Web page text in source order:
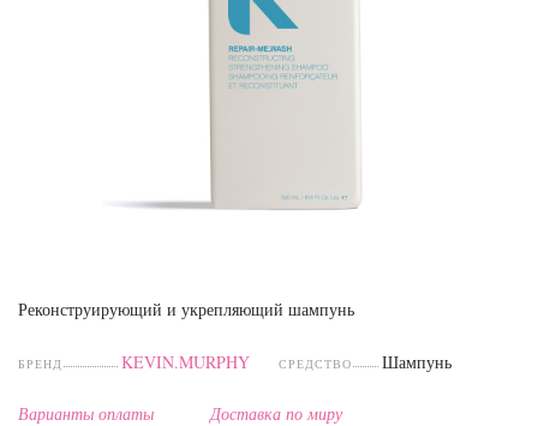
Реконструирующий и укрепляющий шампунь
БРЕНД KEVIN.MURPHY СРЕДСТВО Шампунь
Варианты оплаты Доставка по миру